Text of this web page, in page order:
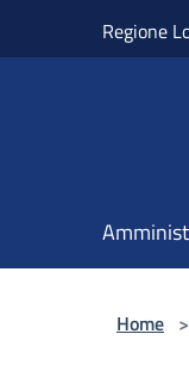
Regione
Home >